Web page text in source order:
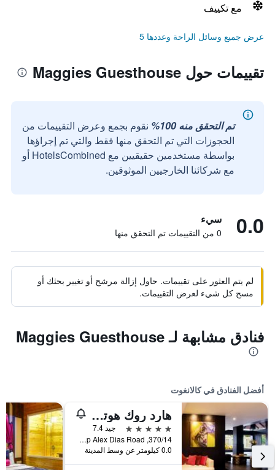
مع تكييف
عرض جميع وسائل الراحة وعددها 5
تقييمات حول Maggies Guesthouse
تم التحقق منه 100%
نقوم بجمع وعرض التقييمات من
الحجوزات التي تم التحقق منها فقط والتي تم إجراؤها
بواسطة مستخدمين حقيقيين مع HotelsCombined أو
مع شركائنا الخارجيين الموثوقين.
0.0 سيء
0 من التقييمات تم التحقق منها
لم يتم العثور على تقييمات. حاول إزالة مرشح أو تغيير بحثك أو
مسح كل شيء لعرض التقييمات.
فنادق مشابهة لـ Maggies Guesthouse
أفضل الفنادق في كالانغوت
هارد روك هوتل جوا كالانجوتي
5 نجوم
جيد 7.4
370/14, Bishop Alex Dias Road, كالانغوت, الهند
0.0 كيلومتر عن وسط المدينة